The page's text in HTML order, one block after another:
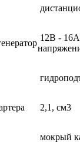
12В - 16А
2,1, см3
мокрый